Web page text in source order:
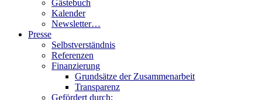
Gästebuch
Kalender
Newsletter…
Presse
Selbstverständnis
Referenzen
Finanzierung
Grundsätze der Zusammenarbeit
Transparenz
Gefördert durch: